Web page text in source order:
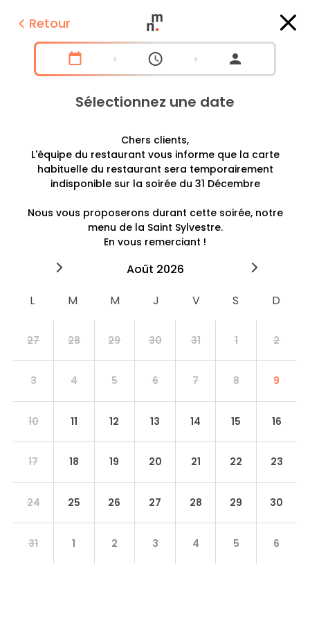
Retour
Sélectionnez une date
Chers clients,
L'équipe du restaurant vous informe que la carte
habituelle du restaurant sera temporairement
indisponible sur la soirée du 31 Décembre
Nous vous proposerons durant cette soirée, notre
menu de la Saint Sylvestre.
En vous remerciant !
août 2026
27 28 29 30 31 1 2
3 4 5 6 7 8 9
10 11 12 13 14 15 16
17 18 19 20 21 22 23
24 25 26 27 28 29 30
31 1 2 3 4 5 6